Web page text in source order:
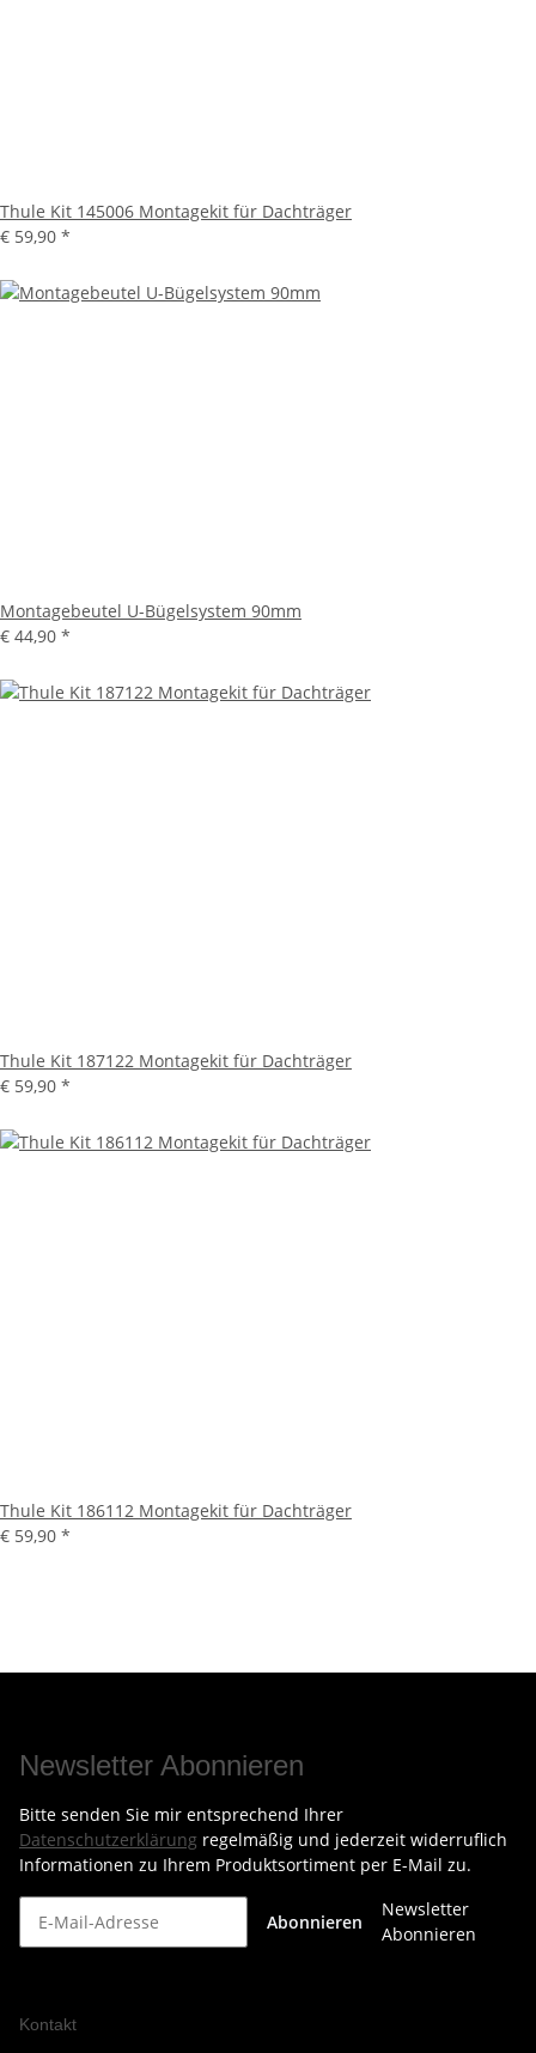
Thule Kit 145006 Montagekit für Dachträger
€ 59,90 *
Montagebeutel U-Bügelsystem 90mm
€ 44,90 *
Thule Kit 187122 Montagekit für Dachträger
€ 59,90 *
Thule Kit 186112 Montagekit für Dachträger
€ 59,90 *
Newsletter Abonnieren
Bitte senden Sie mir entsprechend Ihrer
Datenschutzerklärung regelmäßig und jederzeit widerruflich
Informationen zu Ihrem Produktsortiment per E-Mail zu.
Abonnieren
Newsletter
Abonnieren
Kontakt